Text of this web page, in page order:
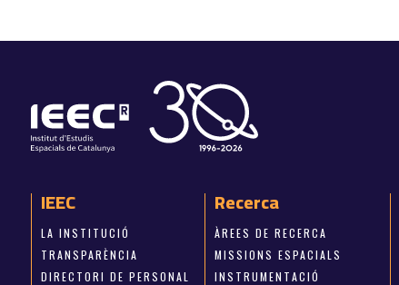
IEEC
LA INSTITUCIÓ
TRANSPARÈNCIA
DIRECTORI DE PERSONAL
Recerca
ÀREES DE RECERCA
MISSIONS ESPACIALS
INSTRUMENTACIÓ